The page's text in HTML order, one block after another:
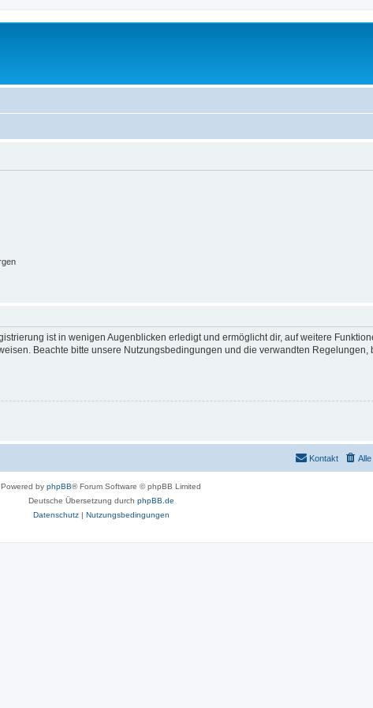
ist in wenigen Augenblicken erledigt und ermöglicht dir, auf weitere
Beachte bitte unsere Nutzungsbedingungen und die verwandten Regelungen,
Kontakt
Powered by phpBB® Forum Software © phpBB Limited
Deutsche Übersetzung durch phpBB.de
Datenschutz| Nutzungsbedingungen